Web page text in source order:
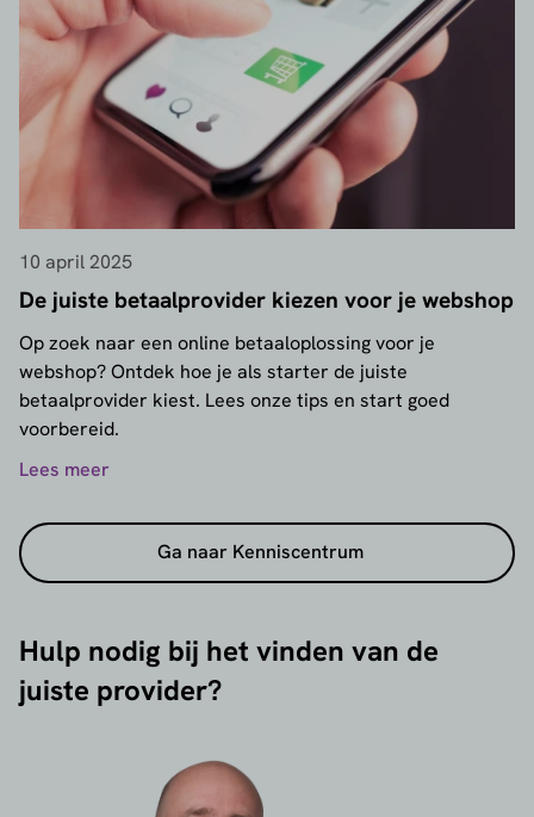
10 april 2025
De juiste betaalprovider kiezen voor je webshop
Op zoek naar een online betaaloplossing voor je
webshop? Ontdek hoe je als starter de juiste
betaalprovider kiest. Lees onze tips en start goed
voorbereid.
Lees meer
Ga naar Kenniscentrum
Hulp nodig bij het vinden van de
juiste provider?